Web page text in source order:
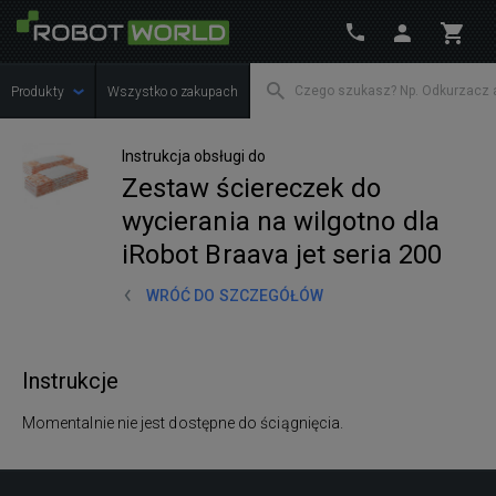
Produkty Wszystko o zakupach
Instrukcja obsługi do
Zestaw ściereczek do
wycierania na wilgotno dla
iRobot Braava jet seria 200
WRÓĆ DO SZCZEGÓŁÓW
Instrukcje
Momentalnie nie jest dostępne do ściągnięcia.